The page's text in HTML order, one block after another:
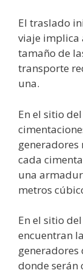
El traslado
viaje implica
tamaño de
transporte
una.
En el sitio
generadores
cada
una
metros
En el sitio
encuentran
generadores
donde serán